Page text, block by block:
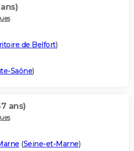
de Belfort)
Saône)
ans)
(Seine-et-Marne)